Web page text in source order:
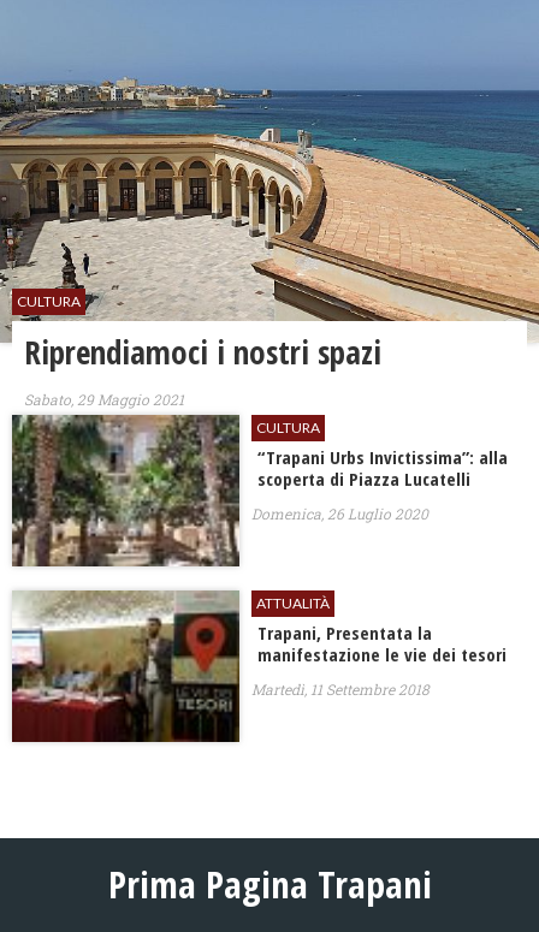
CULTURA
Riprendiamoci i nostri spazi
Sabato, 29 Maggio 2021
CULTURA
“Trapani Urbs Invictissima”: alla
scoperta di Piazza Lucatelli
Domenica, 26 Luglio 2020
ATTUALITÀ
Trapani, Presentata la
manifestazione le vie dei tesori
Martedì, 11 Settembre 2018
Prima Pagina Trapani